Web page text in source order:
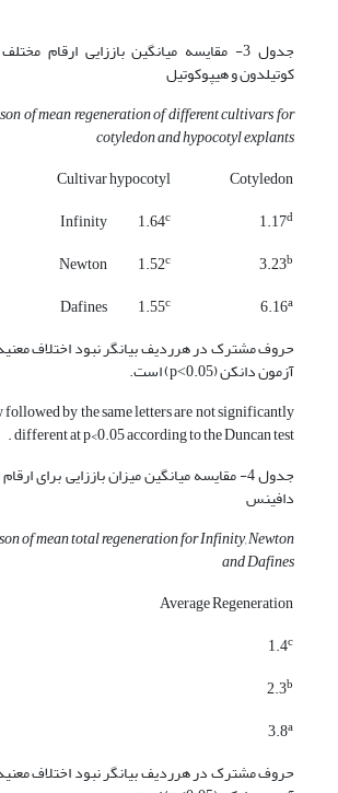
جدول 3- مقایسه میانگین باززایی ارقام
کوتیلدون و هیپوکوتیل
of mean regeneration of different cultivars for
cotyledon and hypocotyl explants
Cotyledon
hypocotyl
Cultivar
1.17d
1.64c
Infinity
3.23b
1.52c
Newton
6.16a
1.55c
Dafines
حروف مشترک در هرردیف بیانگر نبود اختلاف
آزمون دانکن (p˂0.05) است.
by the same letters are not significantly
different at p<0.05 according to the Duncan test .
جدول 4- مقایسه میانگین میزان باززایی برای
دافینس
of mean total regeneration for Infinity, Newton
and Dafines
Average Regeneration
1.4c
2.3b
3.8a
حروف مشترک در هرردیف بیانگر نبود اختلاف